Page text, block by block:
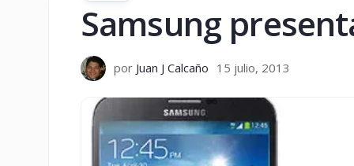
Samsung
por Juan J Calcaño 15 julio, 2013